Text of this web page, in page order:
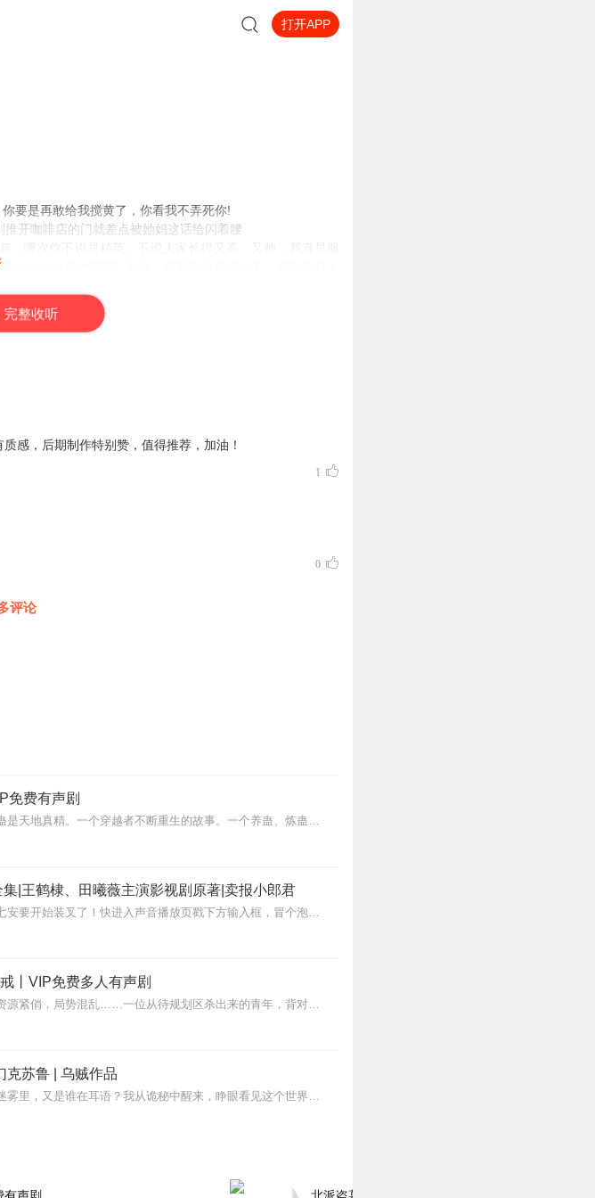
打开APP
要是再敢给我搅黄了，你看我不弄死你!
开咖啡店的门就差点被她妈这话给闪着腰
这么操心是为谁啊? 再说，我看照片是挺帅的，谁知道真人
人都愣了下她自认整天混迹于所谓的上流圈子，天才什么的
次见。
完整收听
感，后期制作特别赞，值得推荐，加油！
1
0
评论
免费有声剧
内容简介【黑暗文反派流封神之作】人是万物之灵，蛊是天地真精。一个穿越者不断重生的故事。一个养蛊、炼蛊、用蛊的奇特世界。配音组（男角色）老宝玉旁白...
|王鹤棣、田曦薇主演影视剧原著|卖报小郎君
【冒泡有奖】听说杨千幻那厮要与我一较高下，我许七安要开始装叉了！快进入声音播放页戳下方输入框，冒个泡偷偷告诉我，我要用哪些诗词才能胜过他？说得好的，有赏！202...
丨VIP免费多人有声剧
【内容简介】灾变过后，大地满目疮痍。粮食匮乏，资源紧俏，局势混乱……一位从待规划区杀出来的青年，背对着漫天黄沙，孤身来到九区谋生，却不曾想偶然结识三五好友，一念...
克苏鲁 | 乌贼作品
蒸汽与机械的浪潮中，谁能触及非凡？历史和黑暗的迷雾里，又是谁在耳语？我从诡秘中醒来，睁眼看见这个世界：枪械，大炮，巨舰，飞空艇，差分机；魔药，占卜，诅咒，倒吊人...